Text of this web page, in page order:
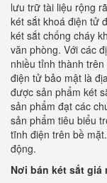
lưu trữ tài liệu rộng
két sắt khoá điện tử
két sắt chống cháy
văn phòng. Với các
nhiều tỉnh thành
điện tử bảo mật là
được sản phẩm két
sản phẩm đạt các
sản phẩm tiêu biểu
tĩnh điện trên bề
động.
Nơi bán két sắt giá